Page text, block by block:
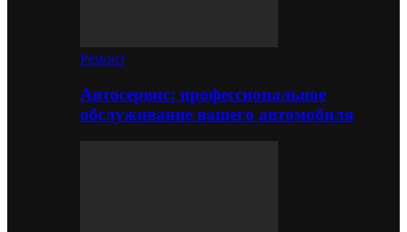
Ремонт
Автосервис: профессиональное
обслуживание вашего автомобиля